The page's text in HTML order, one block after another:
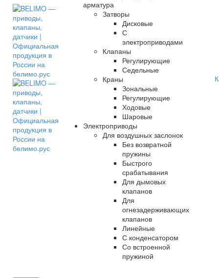
арматура
Затворы
Дисковые
С
электроприводами
Клапаны
Регулирующие
Седельные
Краны
Зональные
Регулирующие
Ходовые
Шаровые
Электроприводы
Для воздушных заслонок
Без возвратной
пружины
Быстрого
срабатывания
Для дымовых
клапанов
Для
огнезадерживающих
клапанов
Линейные
С конденсатором
Со встроенной
пружиной